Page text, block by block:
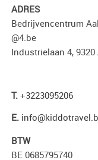
ADRES
Bedrijvencentrum
@4.be
Industrielaan 4,
T. +3223095206
E.
BTW
BE 0685795740